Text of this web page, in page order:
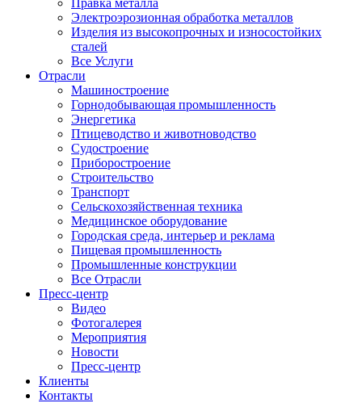
Правка металла
Электроэрозионная обработка металлов
Изделия из высокопрочных и износостойких
сталей
Все Услуги
Отрасли
Машиностроение
Горнодобывающая промышленность
Энергетика
Птицеводство и животноводство
Судостроение
Приборостроение
Строительство
Транспорт
Сельскохозяйственная техника
Медицинское оборудование
Городская среда, интерьер и реклама
Пищевая промышленность
Промышленные конструкции
Все Отрасли
Пресс-центр
Видео
Фотогалерея
Мероприятия
Новости
Пресс-центр
Клиенты
Контакты